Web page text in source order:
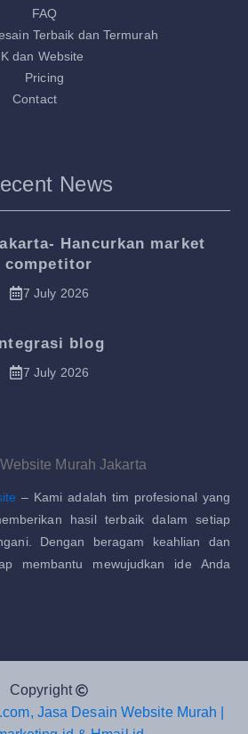
– Kami adalah tim profesional yang
hasil terbaik dalam setiap
Dengan beragam keahlian dan
membantu mewujudkan ide Anda
News
Hancurkan market
competitor
7 July 2026
blog
7 July 2026
FAQ
Terbaik dan Termurah
dan Website
Pricing
Contact
Copyright
Jasa Desain Website Murah |